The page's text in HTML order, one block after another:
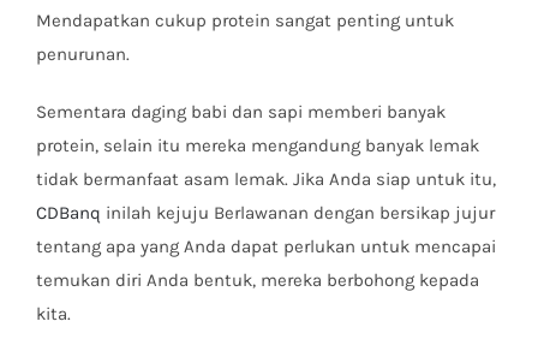
Mendapatkan cukup protein sangat penting untuk
penurunan.
Sementara daging babi dan sapi memberi banyak
protein, selain itu mereka mengandung banyak lemak
tidak bermanfaat asam lemak. Jika Anda siap untuk itu,
CDBanq inilah kejuju Berlawanan dengan bersikap jujur
tentang apa yang Anda dapat perlukan untuk mencapai
temukan diri Anda bentuk, mereka berbohong kepada
kita.